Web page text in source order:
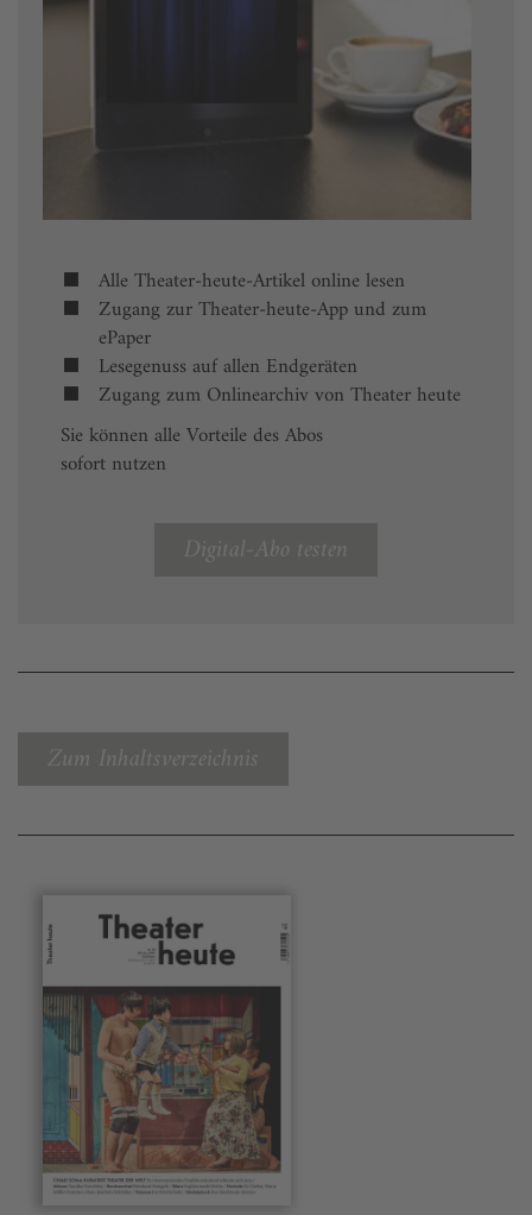
Alle Theater-heute-Artikel online lesen
Zugang zur Theater-heute-App und zum
ePaper
Lesegenuss auf allen Endgeräten
Zugang zum Onlinearchiv von Theater heute
Sie können alle Vorteile des Abos
sofort nutzen
Digital-Abo testen
Zum Inhaltsverzeichnis